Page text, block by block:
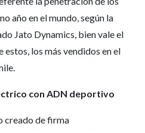
año en el mundo, según la
Jato Dynamics, bien vale el
estos, los más vendidos en el
con ADN deportivo
creado de firma